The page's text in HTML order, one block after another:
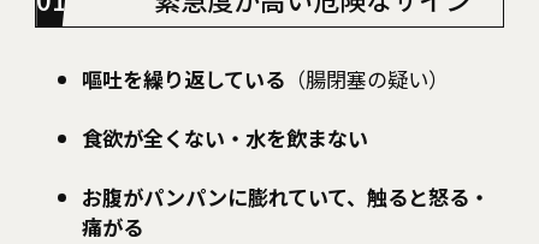
嘔吐を繰り返している （腸閉塞の疑い）
食欲が全くない・水を飲まない
お腹がパンパンに膨れていて、触ると怒る・
痛がる